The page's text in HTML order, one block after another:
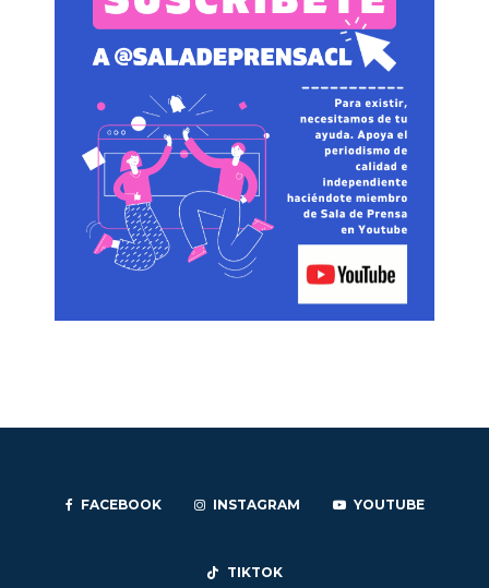
FACEBOOK INSTAGRAM YOUTUBE
TIKTOK